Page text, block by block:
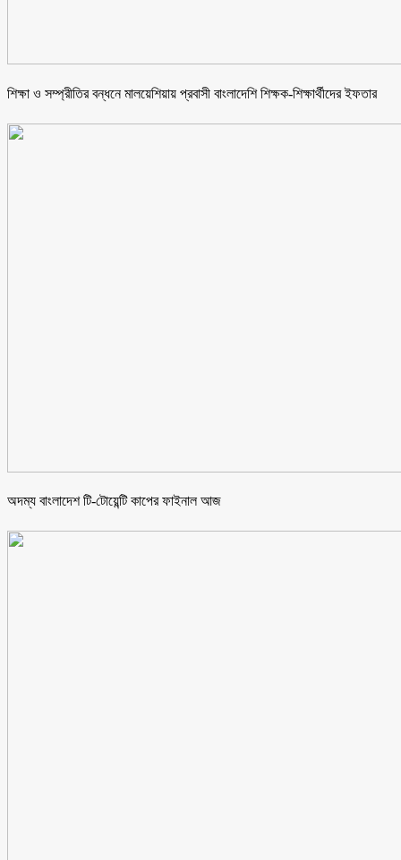
শিক্ষা ও সম্প্রীতির বন্ধনে মালয়েশিয়ায় প্রবাসী বাংলাদেশি শিক্ষক-শিক্ষার্থীদের ইফতার
অদম্য বাংলাদেশ টি-টোয়েন্টি কাপের ফাইনাল আজ